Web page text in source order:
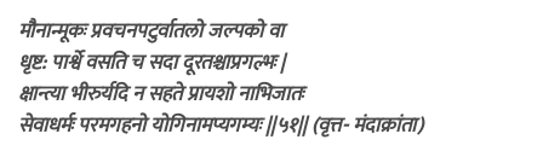
मौनान्मूकः प्रवचनपटुर्वातलो जल्पको वा
धृष्ट: पार्श्वे वसति च सदा दूरतश्चाप्रगल्भः |
क्षान्त्या भीरुर्यदि न सहते प्रायशो नाभिजातः
सेवाधर्मः परमगहनो योगिनामप्यगम्यः ||५१|| (वृत्त- मंदाक्रांता)